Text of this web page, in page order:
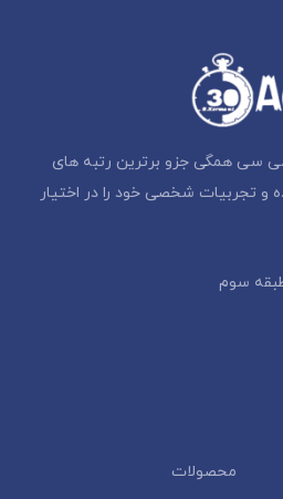
سی همگی جزو برترین رتبه های
و تجربیات شخصی خود را در اختیار
محصولات